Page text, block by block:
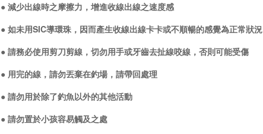
● 減少出線時之摩擦力，增進收線出線之速度感
● 如未用SIC導環珠，因而產生收線出線卡卡或不順暢的感覺為正常狀況
● 請務必使用剪刀剪線，切勿用手或牙齒去扯線咬線，否則可能受傷
● 用完的線，請勿丟棄在釣場，請帶回處理
● 請勿用於除了釣魚以外的其他活動
● 請勿置於小孩容易觸及之處